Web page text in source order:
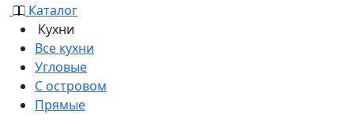
Каталог
Кухни
Все кухни
Угловые
С островом
Прямые